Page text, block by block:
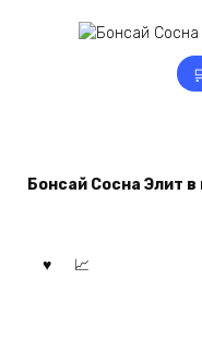
Бонсай Сосна Элит